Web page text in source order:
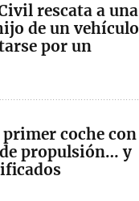
rescata a una
de un vehículo
por un
primer coche con
propulsión… y